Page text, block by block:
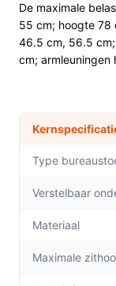
kantoren met
neutrale beige
kg; houd hier
Als je een
rugleuning,
ergonomische
zithoogte en de
lichaam en
Praktisch
De maximale
55 cm; hoogte
46.5 cm, 56.5
cm; armleuningen
Type
Verstelbaar
Materiaal
Maximale